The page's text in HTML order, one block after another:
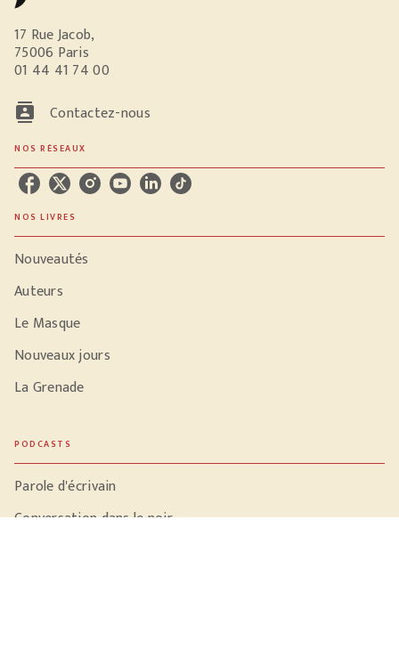
17 Rue Jacob,
75006 Paris
01 44 41 74 00
contacts Contactez-nous
NOS RÉSEAUX
NOS LIVRES
Nouveautés
Auteurs
Le Masque
Nouveaux jours
La Grenade
PODCASTS
Parole d'écrivain
Conversation dans le noir